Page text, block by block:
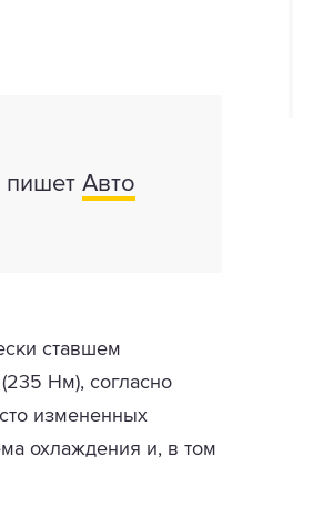
пишет Авто
ставшем
Нм), согласно
измененных
охлаждения и, в том